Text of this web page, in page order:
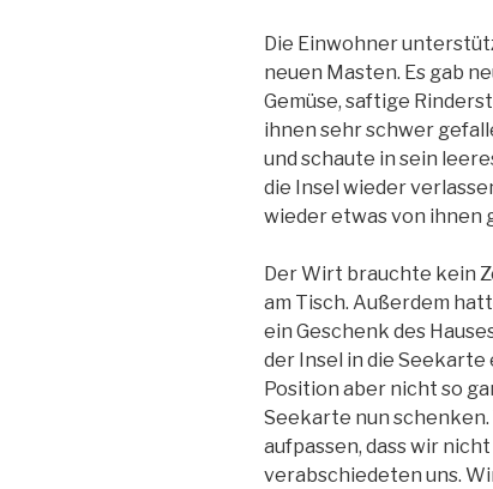
Die Einwohner
neuen Masten. Es gab
Gemüse, saftige
ihnen sehr schwer
und schaute in sein
die Insel wieder
wieder etwas von ihnen
Der Wirt brauchte kein
am Tisch. Außerdem
ein Geschenk des
der Insel in die Seekarte
Position aber nicht so
Seekarte nun schenken.
aufpassen, dass wir
verabschiedeten uns.